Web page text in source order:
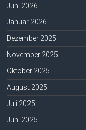
Juni 2026
Januar 2026
Dezember 2025
November 2025
Oktober 2025
August 2025
Juli 2025
Juni 2025